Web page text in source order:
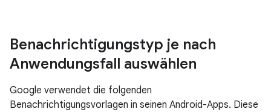
Benachrichtigungstyp je nach
Anwendungsfall auswählen
Google verwendet die folgenden
Benachrichtigungsvorlagen in seinen Android-Apps. Diese